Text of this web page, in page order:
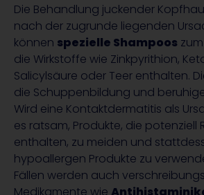
Die Behandlung juckender
nach der zugrunde liegenden
können spezielle Shampoos
die Wirkstoffe wie Zinkpyrithion,
Salicylsäure oder Teer enthalten.
die Schuppenbildung und
Wird eine Kontaktdermatitis als
es ratsam, Produkte, die potenziell
enthalten, zu meiden und
hypoallergen Produkte zu
Fällen werden auch
Medikamente wie